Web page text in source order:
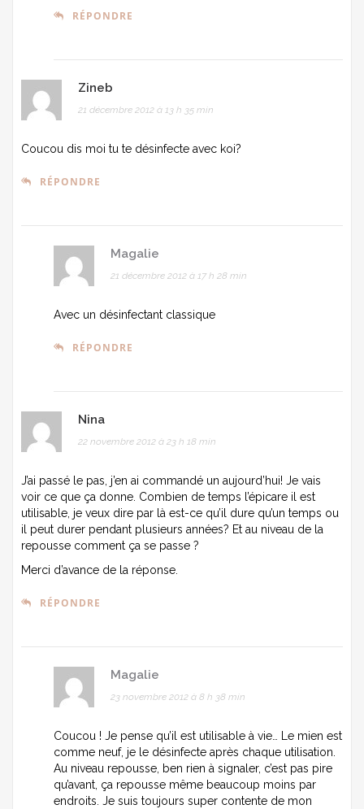
RÉPONDRE
Zineb
21 décembre 2012 à 13 h 35 min
Coucou dis moi tu te désinfecte avec koi?
RÉPONDRE
Magalie
21 décembre 2012 à 17 h 28 min
Avec un désinfectant classique
RÉPONDRE
Nina
22 novembre 2012 à 23 h 18 min
J’ai passé le pas, j’en ai commandé un aujourd’hui! Je vais
voir ce que ça donne. Combien de temps l’épicare il est
utilisable, je veux dire par là est-ce qu’il dure qu’un temps ou
il peut durer pendant plusieurs années? Et au niveau de la
repousse comment ça se passe ?
Merci d’avance de la réponse.
RÉPONDRE
Magalie
23 novembre 2012 à 8 h 38 min
Coucou ! Je pense qu’il est utilisable à vie… Le mien est
comme neuf, je le désinfecte après chaque utilisation.
Au niveau repousse, ben rien à signaler, c’est pas pire
qu’avant, ça repousse même beaucoup moins par
endroits. Je suis toujours super contente de mon